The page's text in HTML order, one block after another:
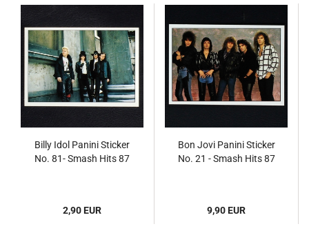
Billy Idol Panini Sticker
No. 81- Smash Hits 87
2,90 EUR
Bon Jovi Panini Sticker
No. 21 - Smash Hits 87
9,90 EUR